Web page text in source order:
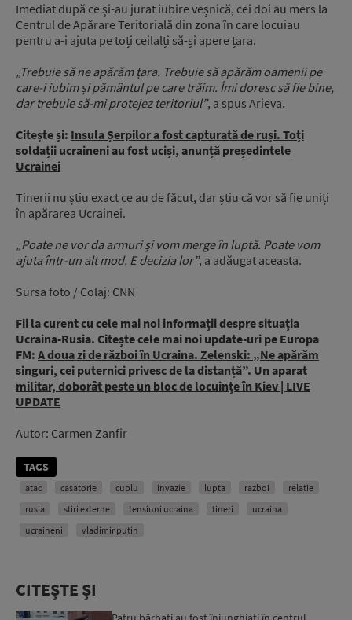
Imediat după ce și-au jurat iubire veșnică, cei doi au mers la
Centrul de Apărare Teritorială din zona în care locuiau
pentru a-i ajuta pe toți ceilalți să-și apere țara.
„Trebuie să ne apărăm țara. Trebuie să apărăm oamenii pe
care-i iubim și pământul pe care trăim. Îmi doresc să fie bine,
dar trebuie să-mi protejez teritoriul”, a spus Arieva.
Citește și: Insula Șerpilor a fost capturată de ruși. Toți
soldații ucraineni au fost uciși, anunță președintele
Ucrainei
Tinerii nu știu exact ce au de făcut, dar știu că vor să fie uniți
în apărarea Ucrainei.
„Poate ne vor da armuri și vom merge în luptă. Poate vom
ajuta într-un alt mod. E decizia lor”, a adăugat aceasta.
Sursa foto / Colaj: CNN
Fii la curent cu cele mai noi informații despre situația
Ucraina-Rusia. Citește cele mai noi update-uri pe Europa
FM: A doua zi de război în Ucraina. Zelenski: „Ne apărăm
singuri, cei puternici privesc de la distanță”. Un aparat
militar, doborât peste un bloc de locuințe în Kiev | LIVE
UPDATE
Autor: Carmen Zanfir
TAGS
atac casatorie cuplu invazie lupta razboi
relatie
rusia
stiri externe tensiuni ucraina tineri
ucraina
ucraineni
vladimir putin
CITEȘTE ȘI